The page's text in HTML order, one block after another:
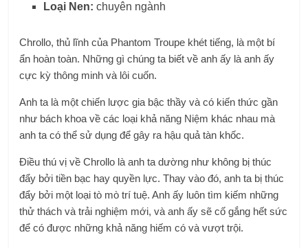
Loại Nen:chuyên ngành
Chrollo, thủ lĩnh của Phantom Troupe khét tiếng, là một bí
ẩn hoàn toàn. Những gì chúng ta biết về anh ấy là anh ấy
cực kỳ thông minh và lôi cuốn.
Anh ta là một chiến lược gia bậc thầy và có kiến ​​thức gần
như bách khoa về các loại khả năng Niệm khác nhau mà
anh ta có thể sử dụng để gây ra hậu quả tàn khốc.
Điều thú vị về Chrollo là anh ta dường như không bị thúc
đẩy bởi tiền bạc hay quyền lực. Thay vào đó, anh ta bị thúc
đẩy bởi một loại tò mò trí tuệ. Anh ấy luôn tìm kiếm những
thử thách và trải nghiệm mới, và anh ấy sẽ cố gắng hết sức
để có được những khả năng hiếm có và vượt trội.